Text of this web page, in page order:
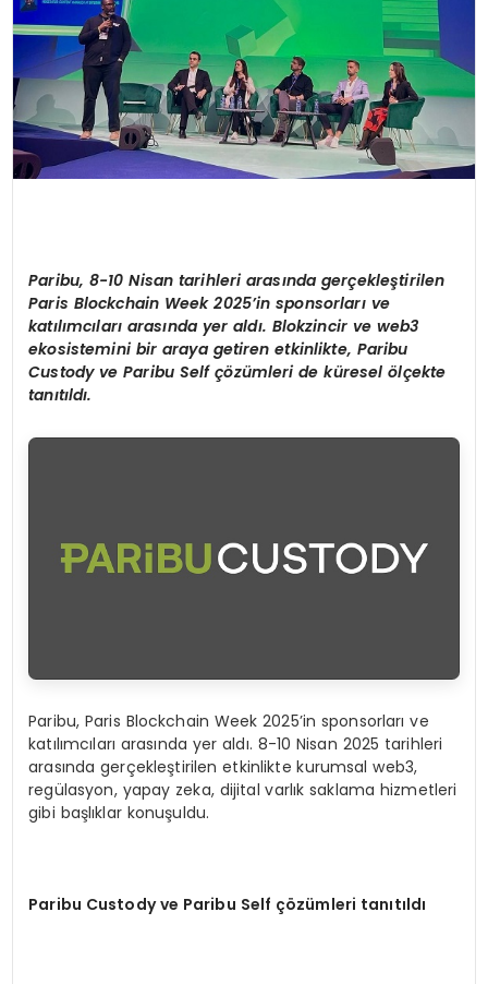
Paribu, 8-10 Nisan tarihleri arasında gerçekleştirilen
Paris Blockchain Week 2025’in sponsorları ve
katılımcıları arasında yer aldı. Blokzincir ve web3
ekosistemini bir araya getiren etkinlikte, Paribu
Custody ve Paribu Self çözümleri de küreselölçekte
tanıtıldı.
Paribu, Paris Blockchain Week 2025’in sponsorları ve
katılımcıları arasında yer aldı. 8-10 Nisan 2025 tarihleri
arasında gerçekleştirilen etkinlikte kurumsal web3,
regülasyon, yapay zeka, dijital varlık saklama hizmetleri
gibi başlıklar konuşuldu.
Paribu Custody ve Paribu Self çözümleri tanıtıldı